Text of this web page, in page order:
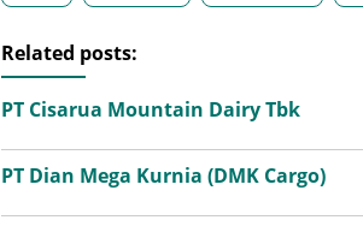
Related posts:
PT Cisarua Mountain Dairy Tbk
PT Dian Mega Kurnia (DMK Cargo)